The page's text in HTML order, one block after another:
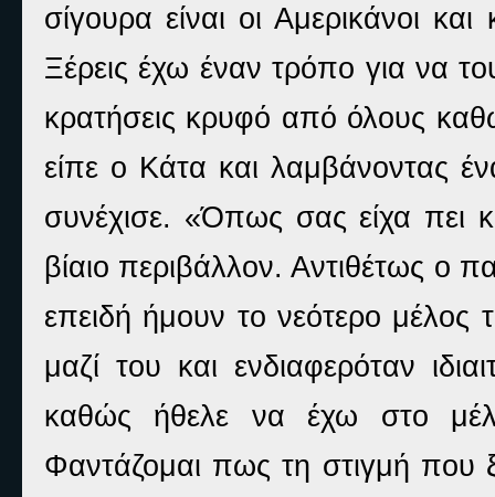
σίγουρα είναι οι Αμερικάνοι
Ξέρεις έχω έναν τρόπο για να
κρατήσεις κρυφό από όλους
είπε ο Κάτα και λαμβάνοντας
συνέχισε. «Όπως σας είχα πει
βίαιο περιβάλλον. Αντιθέτως ο
επειδή ήμουν το νεότερο μέλος
μαζί του και ενδιαφερόταν
καθώς ήθελε να έχω στο
Φαντάζομαι πως τη στιγμή που